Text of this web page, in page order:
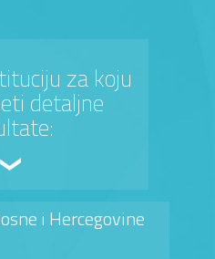
za koju
detaljne
i Hercegovine